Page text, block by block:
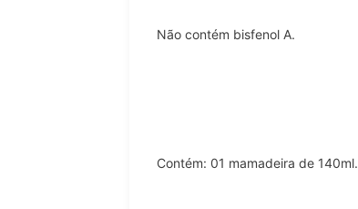
Não contém bisfenol A.
Contém: 01 mamadeira de 140ml.